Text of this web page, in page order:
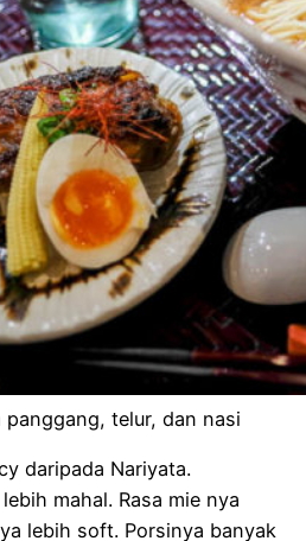
panggang, telur, dan nasi
daripada Nariyata.
mahal. Rasa mie nya
lebih soft. Porsinya banyak